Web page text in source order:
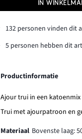
IN
132 personen vinden dit
5 personen hebben dit
Productinformatie
Ajour trui in een
Trui met ajourpatroon en
Materiaal Bovenste laag: